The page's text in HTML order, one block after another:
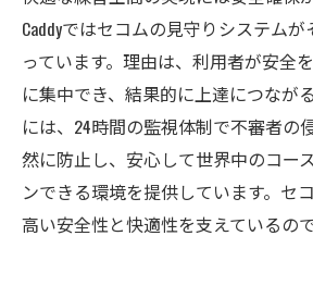
Caddyではセコムの見守りシステム
っています。理由は、利用者が安全
に集中でき、結果的に上達につなが
には、24時間の監視体制で不審者の
然に防止し、安心して世界中のコー
ンできる環境を提供しています。セ
高い安全性と快適性を支えているので